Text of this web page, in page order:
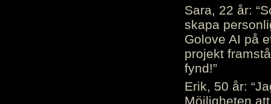
Sara, 22 år:
skapa
Golove AI på
projekt
fynd!”
Erik, 50 år:
Möjligheten